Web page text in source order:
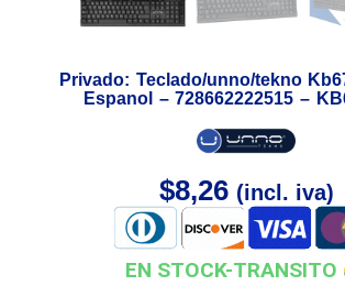
Privado: Teclado/unno/tekno
Espanol – 728662222515 –
$8,26 (incl. iva)
EN STOCK-TRANSITO